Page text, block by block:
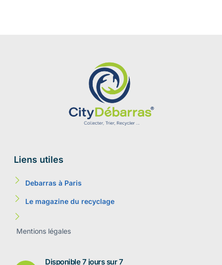
Liens utiles
Debarras à Paris
Le magazine du recyclage
Mentions légales
Disponible 7 jours sur 7